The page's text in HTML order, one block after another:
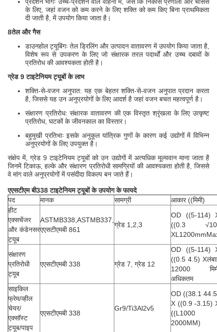
के लिए, जहां वजन को कम करने के लिए शक्ति को कम किए बिना प्राथमिकता
दी जाती है, में उपयोग किया जाता है।
8तेल और गैस
डाउनहोल ट्यूबिंगः तेल ड्रिलिंग और उत्पादन वातावरण में उपयोग किया जाता है,
विशेष रूप से उपकरण के लिए जो संक्षारक तरल पदार्थों और उच्च दबावों के
प्रतिरोध की आवश्यकता होती है।
ग्रेड 9 टाइटेनियम ट्यूबों के लाभ
शक्ति-से-वजन अनुपात: यह एक बेहतर शक्ति-से-वजन अनुपात प्रदान करता
है, जिससे यह उन अनुप्रयोगों के लिए आदर्श है जहां वजन बचत महत्वपूर्ण है।
संक्षारण प्रतिरोध: संक्षारक वातावरण की एक विस्तृत श्रृंखला के लिए उत्कृष्ट
प्रतिरोध, घटकों के जीवनकाल का विस्तार।
बहुमुखी प्रतिभाः इसके अनुकूल यांत्रिक गुणों के कारण कई उद्योगों में विभिन्न
अनुप्रयोगों के लिए उपयुक्त है।
संक्षेप में, ग्रेड 9 टाइटेनियम ट्यूबों को उन उद्योगों में अत्यधिक मूल्यवान माना जाता है
जिनमें टिकाऊ, हल्के और संक्षारण प्रतिरोधी सामग्रियों की आवश्यकता होती है, जिससे
वे मांग वाले अनुप्रयोगों में पसंदीदा विकल्प बन जाते हैं।
एएसटीएम बी338 टाइटेनियम ट्यूबों के उपयोग के फायदे
पद
मानक सामग्री
आकार ((मिमी)
हीट
एक्सचेंजर
और कंडेनसर
ट्यूब
ASTMB338,ASTMB337,
एएसटीएमबी 861
ग्रेड 1,2,3
OD ((5-114)
((0.3
संक्षारण
प्रतिरोधी
ट्यूब
एएसटीएमबी 338 ग्रेड 7, ग्रेड 12
OD ((5-114)
((0.5 ️4.5)
12000
अधिकतम
साइकिल
फ्रेम/व्हील
चेयर/
एक्सॉस्ट
ट्यूब/पाइप
एएसटीएमबी 338
Gr9/Ti3Al2v5
OD ((38.1
X ((0.9 ️-3.15)
((L1000
️2000MM)